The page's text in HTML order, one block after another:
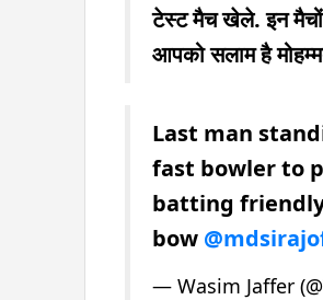
टेस्ट मैच खेले. इन मैचों
आपको सलाम है
Last man
fast bowler to
batting
bow
— Wasim Jaffer